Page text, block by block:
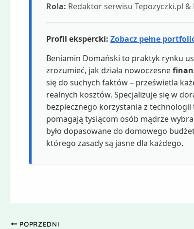
Rola: Redaktor serwisu Tepozyczki.pl
Profil ekspercki: Zobacz pełne
Beniamin Domański to praktyk rynku
zrozumieć, jak działa nowoczesne
się do suchych faktów – prześwietla
realnych kosztów. Specjalizuje się w
bezpiecznego korzystania z
pomagają tysiącom osób mądrze
było dopasowane do domowego
którego zasady są jasne dla każdego.
POPRZEDNI